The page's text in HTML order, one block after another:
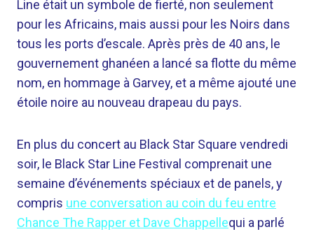
Line était un symbole de fierté, non seulement
pour les Africains, mais aussi pour les Noirs dans
tous les ports d’escale. Après près de 40 ans, le
gouvernement ghanéen a lancé sa flotte du même
nom, en hommage à Garvey, et a même ajouté une
étoile noire au nouveau drapeau du pays.
En plus du concert au Black Star Square vendredi
soir, le Black Star Line Festival comprenait une
semaine d’événements spéciaux et de panels, y
compris une conversation au coin du feu entre
Chance The Rapper et Dave Chappellequi a parlé